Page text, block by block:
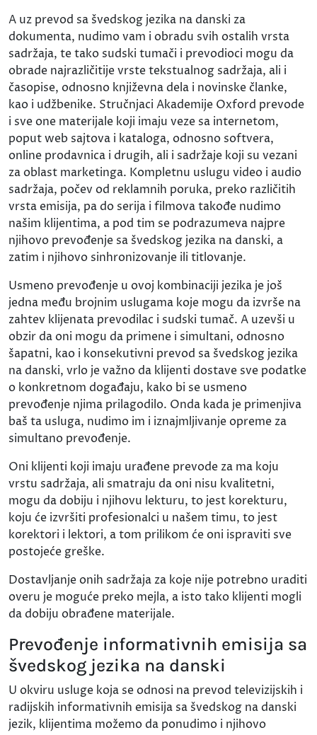
A uz prevod sa švedskog jezika na danski za
dokumenta, nudimo vam i obradu svih ostalih vrsta
sadržaja, te tako sudski tumači i prevodioci mogu da
obrade najrazličitije vrste tekstualnog sadržaja, ali i
časopise, odnosno književna dela i novinske članke,
kao i udžbenike. Stručnjaci Akademije Oxford prevode
i sve one materijale koji imaju veze sa internetom,
poput web sajtova i kataloga, odnosno softvera,
online prodavnica i drugih, ali i sadržaje koji su vezani
za oblast marketinga. Kompletnu uslugu video i audio
sadržaja, počev od reklamnih poruka, preko različitih
vrsta emisija, pa do serija i filmova takođe nudimo
našim klijentima, a pod tim se podrazumeva najpre
njihovo prevođenje sa švedskog jezika na danski, a
zatim i njihovo sinhronizovanje ili titlovanje.
Usmeno prevođenje u ovoj kombinaciji jezika je još
jedna među brojnim uslugama koje mogu da izvrše na
zahtev klijenata prevodilac i sudski tumač. A uzevši u
obzir da oni mogu da primene i simultani, odnosno
šapatni, kao i konsekutivni prevod sa švedskog jezika
na danski, vrlo je važno da klijenti dostave sve podatke
o konkretnom događaju, kako bi se usmeno
prevođenje njima prilagodilo. Onda kada je primenjiva
baš ta usluga, nudimo im i iznajmljivanje opreme za
simultano prevođenje.
Oni klijenti koji imaju urađene prevode za ma koju
vrstu sadržaja, ali smatraju da oni nisu kvalitetni,
mogu da dobiju i njihovu lekturu, to jest korekturu,
koju će izvršiti profesionalci u našem timu, to jest
korektori i lektori, a tom prilikom će oni ispraviti sve
postojeće greške.
Dostavljanje onih sadržaja za koje nije potrebno uraditi
overu je moguće preko mejla, a isto tako klijenti mogli
da dobiju obrađene materijale.
Prevođenje informativnih emisija sa
švedskog jezika na danski
U okviru usluge koja se odnosi na prevod televizijskih i
radijskih informativnih emisija sa švedskog na danski
jezik, klijentima možemo da ponudimo i njihovo